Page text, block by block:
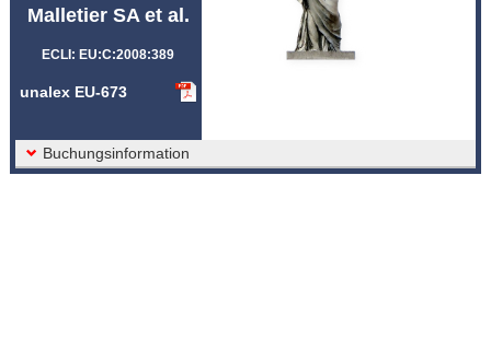
Malletier SA et al.
ECLI: EU:C:2008:389
unalex EU-673
Buchungsinformation